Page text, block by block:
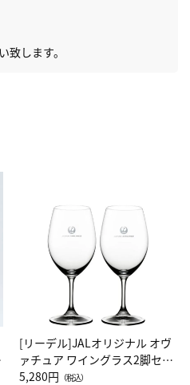
致します。
[リーデル]JALオリジナル オヴ
ァチュア ワイングラス2脚セッ
ト（レッドワイン）
5,280円 （税込）